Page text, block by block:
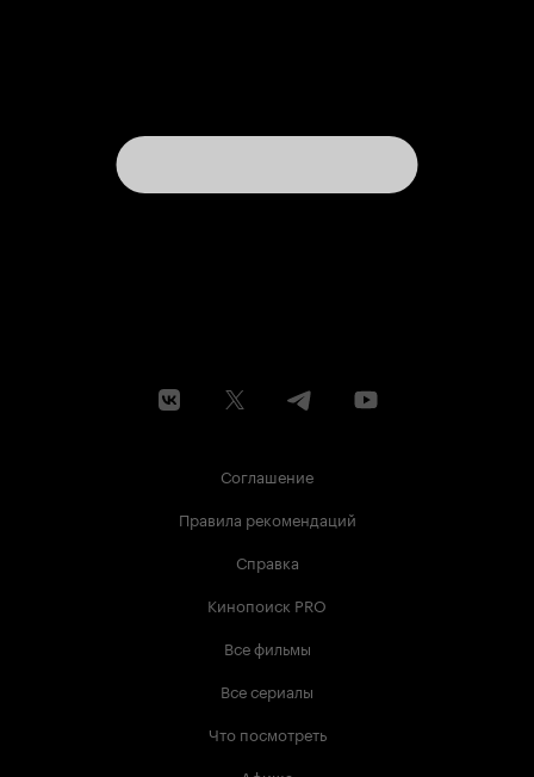
Соглашение
Правила рекомендаций
Справка
Кинопоиск PRO
Все фильмы
Все сериалы
Что посмотреть